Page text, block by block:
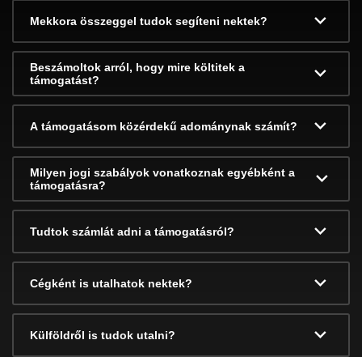
Mekkora összeggel tudok segíteni nektek?
Beszámoltok arról, hogy mire költitek a
támogatást?
A támogatásom közérdekű adománynak számít?
Milyen jogi szabályok vonatkoznak egyébként a
támogatásra?
Tudtok számlát adni a támogatásról?
Cégként is utalhatok nektek?
Külföldről is tudok utalni?